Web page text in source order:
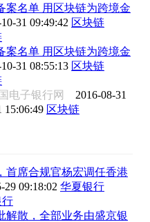
案名单 用区块链为跨境金
31 09:49:42 区块链
案名单 用区块链为跨境金
31 08:55:13 区块链
电子银行网 2016-08-31
15:06:49 区块链
首席合规官杨宏调任香港
29 09:18:02 华夏银行
行
解散，全部业务由盛京银